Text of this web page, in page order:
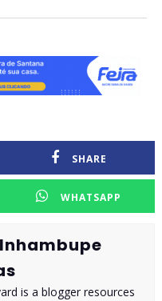
SHARE
WHATSAPP
is a blogger resources